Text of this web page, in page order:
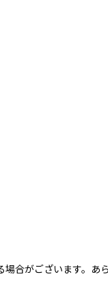
合がございます。あ